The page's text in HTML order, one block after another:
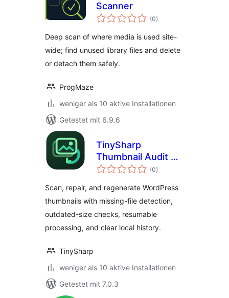
Scanner
(0Bewertungen
insgesamt
)
Deep scan of where media is used site-
wide; find unused library files and delete
or detach them safely.
ProgMaze
weniger als 10 aktive Installationen
Getestet mit 6.9.6
TinySharp
Thumbnail Audit &
Repair
(0Bewertungen
insgesamt
)
Scan, repair, and regenerate WordPress
thumbnails with missing-file detection,
outdated-size checks, resumable
processing, and clear local history.
TinySharp
weniger als 10 aktive Installationen
Getestet mit 7.0.3